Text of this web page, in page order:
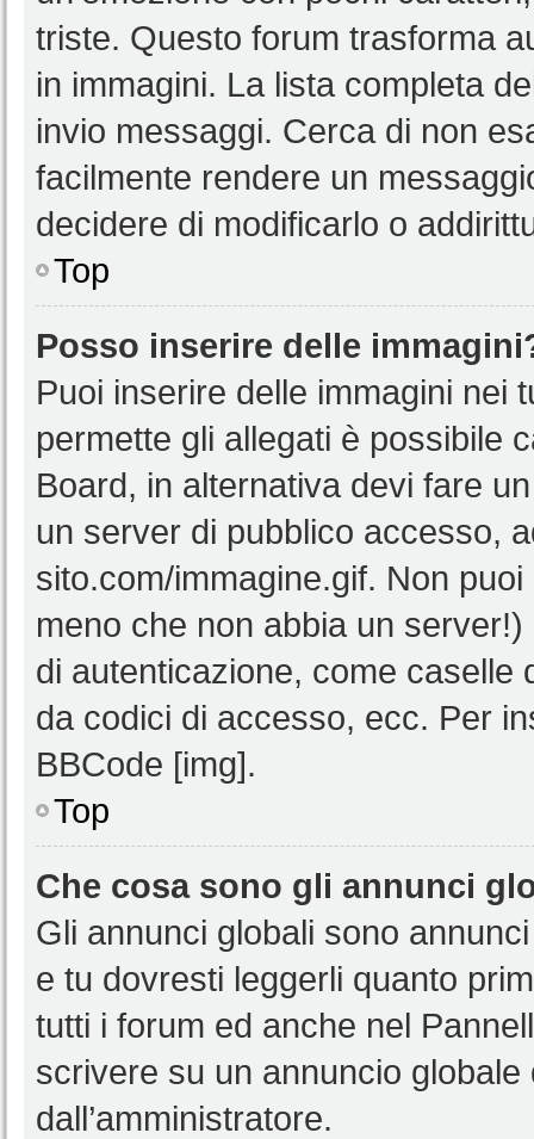
triste. Questo forum trasforma
in immagini. La lista completa
invio messaggi. Cerca di non
facilmente rendere un
decidere di modificarlo o
Top
Posso inserire delle
Puoi inserire delle immagini nei
permette gli allegati è possibile
Board, in alternativa devi fare
un server di pubblico accesso,
sito.com/immagine.gif. Non
meno che non abbia un
di autenticazione, come caselle
da codici di accesso, ecc. Per
BBCode [img].
Top
Che cosa sono gli annunci
Gli annunci globali sono
e tu dovresti leggerli quanto
tutti i forum ed anche nel
scrivere su un annuncio
dall’amministratore.